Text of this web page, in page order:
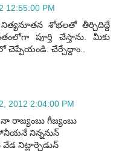
12:55:00 PM
శోభలతో తీర్చిదిద్దే
పూర్తి చేస్తాను. మీకు
చేర్చేద్దాం..
2012 2:04:00 PM
గీజ్యంబు
నిన్ననున్
నిట్లార్చెడున్